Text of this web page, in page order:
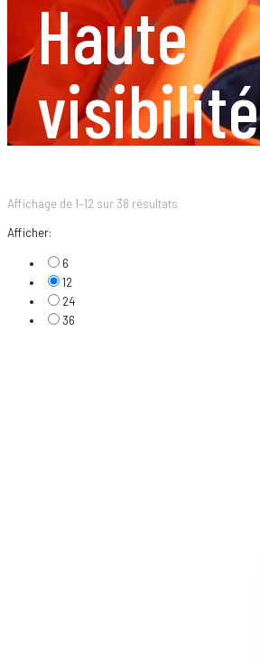
Haute
visibilité
Affichage de 1–12 sur 38 résultats
Afficher:
6
12
24
36